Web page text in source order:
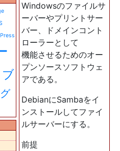
ブ
Windowsのファイルサ
ーバーやプリントサー
バー、ドメインコント
ローラーとして
機能させるためのオー
プンソースソフトウェ
アである。
DebianにSambaをイ
ンストールしてファイ
ルサーバーにする。
前提